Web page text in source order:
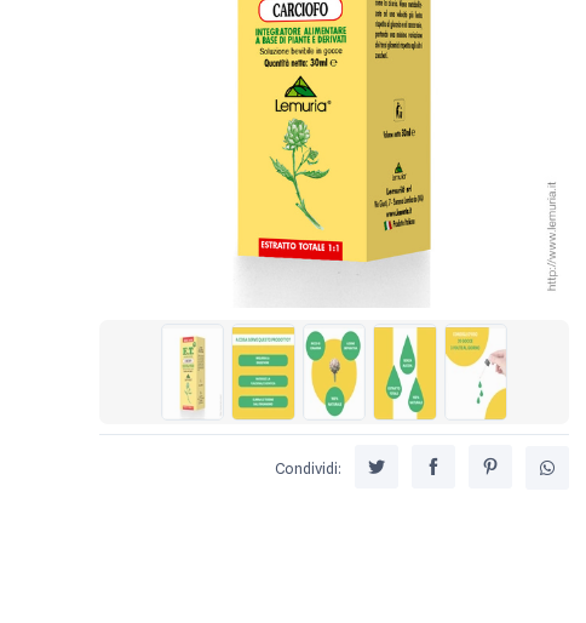
Condividi: